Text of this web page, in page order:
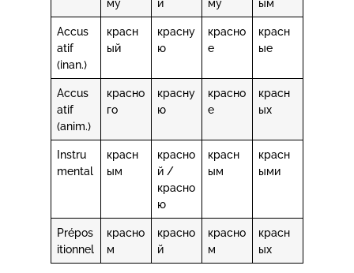
Accus
atif
(inan.)
красн
ый
красну
ю
красно
е
красн
ые
Accus
atif
(anim.)
красно
го
красну
ю
красно
е
красн
ых
Instru
mental
красн
ым
красно
й /
красно
ю
красн
ым
красн
ыми
Prépos
itionnel
красно
м
красно
й
красно
м
красн
ых